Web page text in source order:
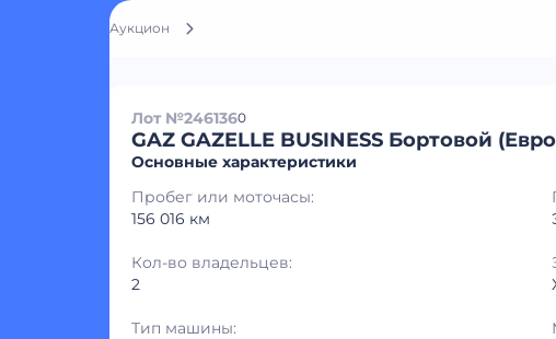
Аукцион
Лот №2461360
GAZ GAZELLE BUSINESS Бортовой
Основные характеристики
Пробег или моточасы:
156 016 км
Кол-во владельцев:
2
Тип машины: